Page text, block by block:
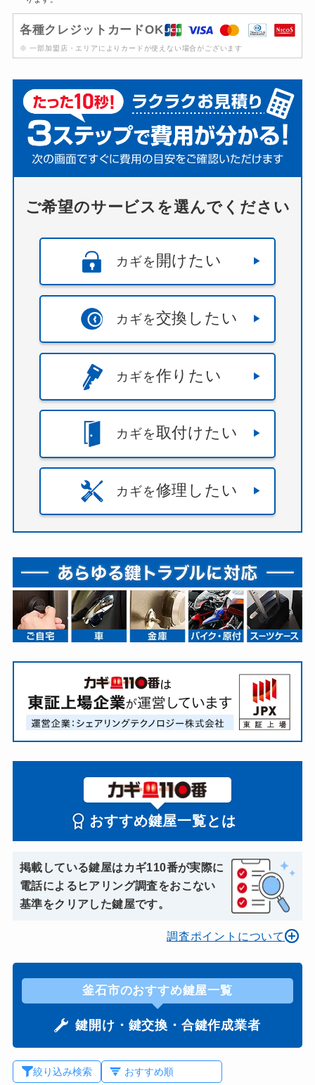
各種クレジットカードOK
※ 一部加盟店・エリアによりカードが使えない場合がございます
ご希望のサービスを選んでください
カギを 開けたい
カギを交換したい
カギを作りたい
カギを取付けたい
カギを修理したい
おすすめ鍵屋一覧とは
掲載している鍵屋はカギ110番が実際に
電話によるヒアリング調査をおこない
基準をクリアした鍵屋です。
調査ポイントについて
釜石市のおすすめ鍵屋一覧
鍵開け・鍵交換・合鍵作成業者
絞り込み検索